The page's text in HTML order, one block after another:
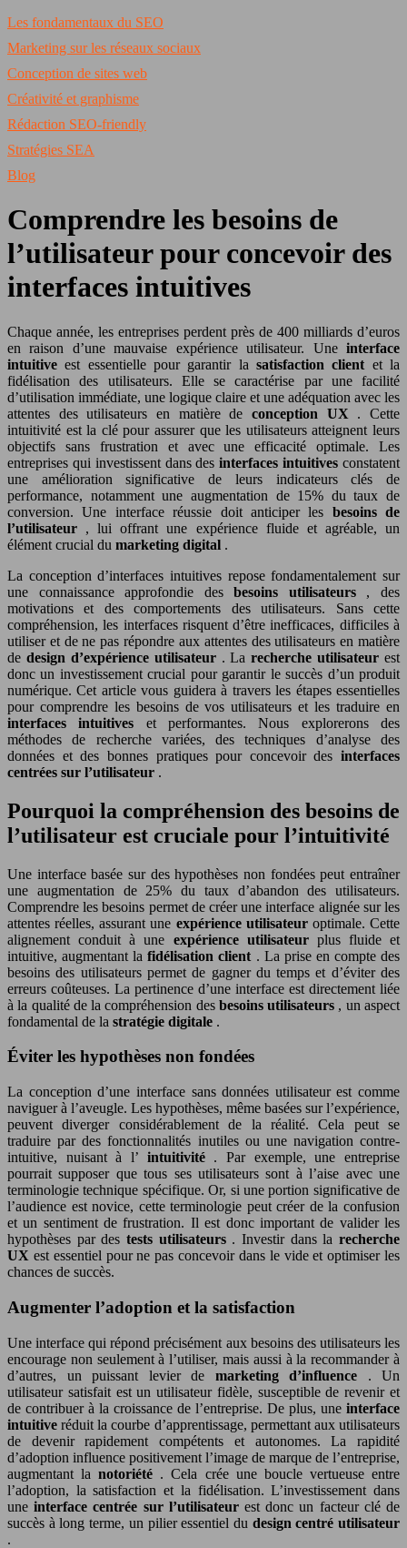
Les fondamentaux du SEO
Marketing sur les réseaux sociaux
Conception de sites web
Créativité et graphisme
Rédaction SEO-friendly
Stratégies SEA
Blog
Comprendre les besoins de
l’utilisateur pour concevoir des
interfaces intuitives
Chaque année, les entreprises perdent près de 400 milliards d’euros
en raison d’une mauvaise expérience utilisateur. Une interface
intuitiveest essentielle pour garantir lasatisfaction client et la
fidélisation des utilisateurs. Elle se caractérise par une facilité
d’utilisation immédiate, une logique claire et une adéquation avec les
attentes des utilisateurs en matière de conception UX . Cette
intuitivité est la clé pour assurer que les utilisateurs atteignent leurs
objectifs sans frustration et avec une efficacité optimale. Les
entreprises qui investissent dans desinterfaces intuitivesconstatent
une amélioration significative de leurs indicateurs clés de
performance, notamment une augmentation de 15% du taux de
conversion. Une interface réussie doit anticiper les besoins de
l’utilisateur , lui offrant une expérience fluide et agréable, un
élément crucial du marketing digital .
La conception d’interfaces intuitives repose fondamentalement sur
une connaissance approfondie desbesoins utilisateurs , des
motivations et des comportements des utilisateurs. Sans cette
compréhension, les interfaces risquent d’être inefficaces, difficiles à
utiliser et de ne pas répondre aux attentes des utilisateurs en matière
de design d’expérience utilisateur . Larecherche utilisateur est
donc un investissement crucial pour garantir le succès d’un produit
numérique. Cet article vous guidera à travers les étapes essentielles
pour comprendre les besoins de vos utilisateurs et les traduire en
interfaces intuitives et performantes. Nous explorerons des
méthodes de recherche variées, des techniques d’analyse des
données et des bonnes pratiques pour concevoir des interfaces
centrées sur l’utilisateur .
Pourquoi la compréhension des besoins de
l’utilisateur est cruciale pour l’intuitivité
Une interface basée sur des hypothèses non fondées peut entraîner
une augmentation de 25% du taux d’abandon des utilisateurs.
Comprendre les besoins permet de créer une interface alignée sur les
attentes réelles, assurant une expérience utilisateur optimale. Cette
alignement conduit à une expérience utilisateur plus fluide et
intuitive, augmentant lafidélisation client . La prise en compte des
besoins des utilisateurs permet de gagner du temps et d’éviter des
erreurs coûteuses. La pertinence d’une interface est directement liée
à la qualité de la compréhension des besoins utilisateurs , un aspect
fondamental de la stratégie digitale .
Éviter les hypothèses non fondées
La conception d’une interface sans données utilisateur est comme
naviguer à l’aveugle. Les hypothèses, même basées sur l’expérience,
peuvent diverger considérablement de la réalité. Cela peut se
traduire par des fonctionnalités inutiles ou une navigation contre-
intuitive, nuisant à l’ intuitivité . Par exemple, une entreprise
pourrait supposer que tous ses utilisateurs sont à l’aise avec une
terminologie technique spécifique. Or, si une portion significative de
l’audience est novice, cette terminologie peut créer de la confusion
et un sentiment de frustration. Il est donc important de valider les
hypothèses par des tests utilisateurs . Investir dans larecherche
UX est essentiel pour ne pas concevoir dans le vide et optimiser les
chances de succès.
Augmenter l’adoption et la satisfaction
Une interface qui répond précisément aux besoins des utilisateurs les
encourage non seulement à l’utiliser, mais aussi à la recommander à
d’autres, un puissant levier de marketing d’influence . Un
utilisateur satisfait est un utilisateur fidèle, susceptible de revenir et
de contribuer à la croissance de l’entreprise. De plus, une interface
intuitiveréduit la courbe d’apprentissage, permettant aux utilisateurs
de devenir rapidement compétents et autonomes. La rapidité
d’adoption influence positivement l’image de marque de l’entreprise,
augmentant lanotoriété . Cela crée une boucle vertueuse entre
l’adoption, la satisfaction et la fidélisation. L’investissement dans
uneinterface centrée sur l’utilisateurest donc un facteur clé de
succès à long terme, un pilier essentiel du design centré utilisateur
.